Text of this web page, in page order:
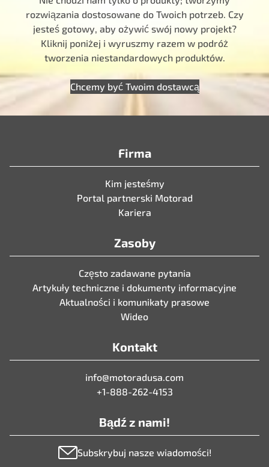
rozwiązania dostosowane do Twoich potrzeb. Czy
jesteś gotowy, aby ożywić swój nowy projekt?
Kliknij poniżej i wyruszmy razem w podróż
tworzenia niestandardowych produktów.
Chcemy być Twoim dostawcą
Firma
Kim jesteśmy
Portal partnerski Motorad
Kariera
Zasoby
Często zadawane pytania
Artykuły techniczne i dokumenty informacyjne
Aktualności i komunikaty prasowe
Wideo
Kontakt
info@motoradusa.com
+1-888-262-4153
Bądź z nami!
Subskrybuj nasze wiadomości!